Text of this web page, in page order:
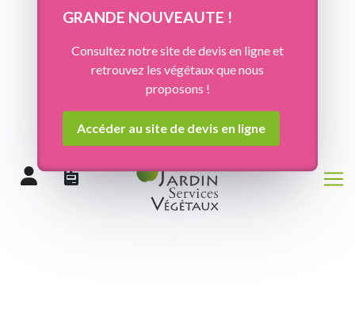
GRANDE NOUVEAUTE !
Consultez notre site de devis en ligne et
retrouvez les végétaux que nous
proposons !
Accéder au site de devis en ligne
Panneau de gestion des cookies